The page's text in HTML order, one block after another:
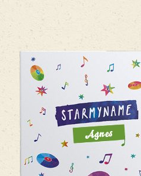
Agnes